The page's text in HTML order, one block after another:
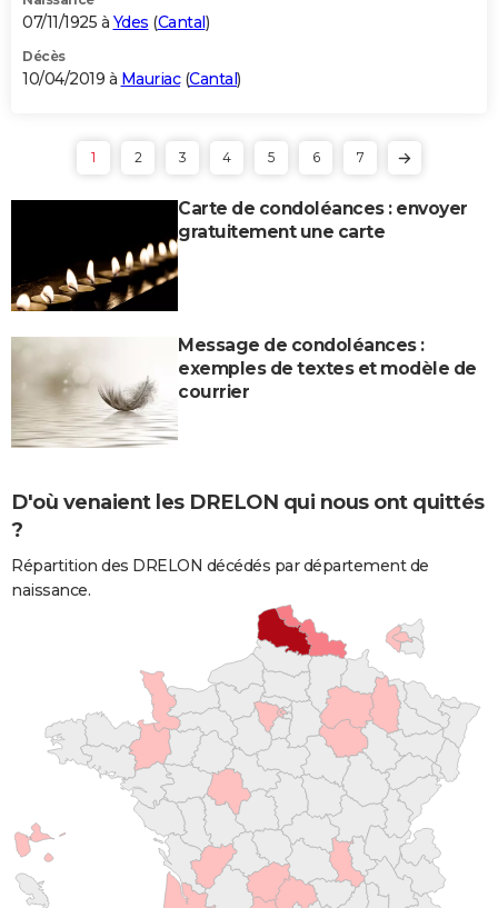
07/11/1925 à Ydes (Cantal)
Décès
10/04/2019 à Mauriac(Cantal)
1 2 3 4 5 6 7
Carte de condoléances : envoyer
gratuitement une carte
Message de condoléances :
exemples de textes et modèle de
courrier
D'où venaient les DRELON qui nous ont quittés
?
Répartition des DRELON décédés par département de
naissance.